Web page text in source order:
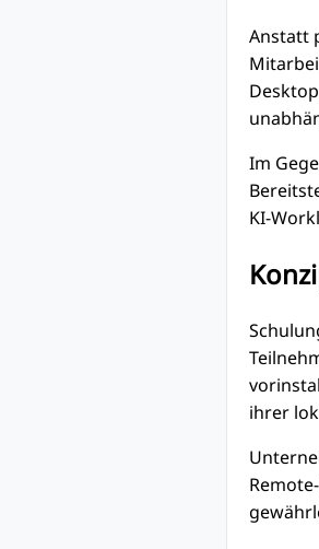
Anstatt
Im
KI-
ihrer